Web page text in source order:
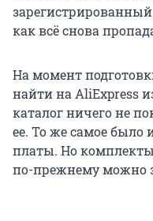
как всё снова
На момент
найти на AliExpress
каталог ничего не
ее. То же самое было
платы. Но комплекты
по-прежнему можно